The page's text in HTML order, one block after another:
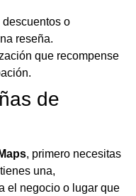
descuentos o
reseña.
que recompense
de
, primero necesitas
una,
el negocio o lugar que